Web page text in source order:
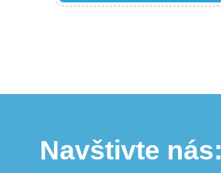
Navštivte nás: